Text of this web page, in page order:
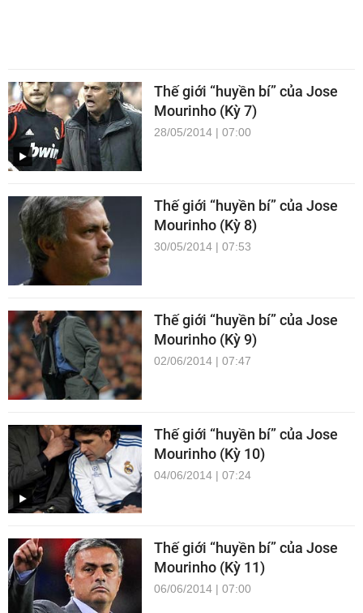
Thế giới “huyền bí” của Jose
Mourinho (Kỳ 7)
28/05/2014 | 07:00
Thế giới “huyền bí” của Jose
Mourinho (Kỳ 8)
30/05/2014 | 07:53
Thế giới “huyền bí” của Jose
Mourinho (Kỳ 9)
02/06/2014 | 07:47
Thế giới “huyền bí” của Jose
Mourinho (Kỳ 10)
04/06/2014 | 07:24
Thế giới “huyền bí” của Jose
Mourinho (Kỳ 11)
06/06/2014 | 07:00